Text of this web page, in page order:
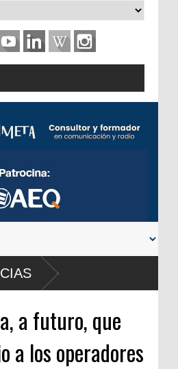
a futuro, que
a los operadores